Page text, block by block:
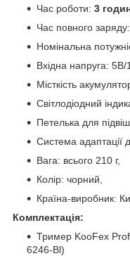
Час роботи: 3
Час повного заряду:
Номінальна
Вхідна напруга: 5В/
Місткість
Світлодіодний
Петелька для
Система адаптації
Вага: всього 210 г,
Колір: чорний,
Країна-виробник:
Комплектація:
Тример KooFex
6246-Bl)